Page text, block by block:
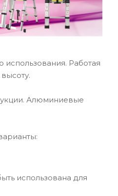
Работая
Алюминиевые
использована для